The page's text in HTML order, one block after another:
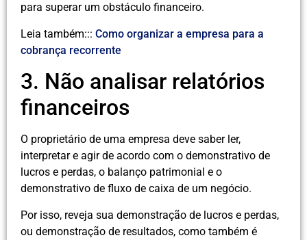
para superar um obstáculo financeiro.
Leia também::: Como organizar a empresa para a
cobrança recorrente
3. Não analisar relatórios
financeiros
O proprietário de uma empresa deve saber ler,
interpretar e agir de acordo com o demonstrativo de
lucros e perdas, o balanço patrimonial e o
demonstrativo de fluxo de caixa de um negócio.
Por isso, reveja sua demonstração de lucros e perdas,
ou demonstração de resultados, como também é